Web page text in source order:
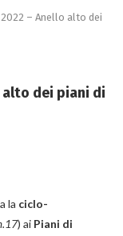
– Anello alto dei
alto dei piani di
la ciclo-
) ai Piani di